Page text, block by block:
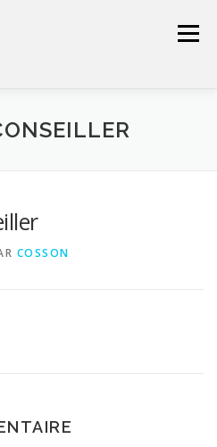
Menu
SÉCURITÉ
ESPACE RÉSERVÉ
COSSON